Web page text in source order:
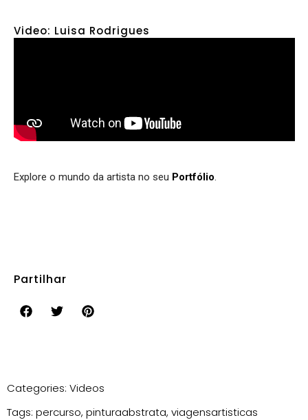
Video: Luisa Rodrigues
Explore o mundo da artista no seu Portfólio.
Partilhar
Categories: Videos
Tags: percurso, pinturaabstrata, viagensartisticas